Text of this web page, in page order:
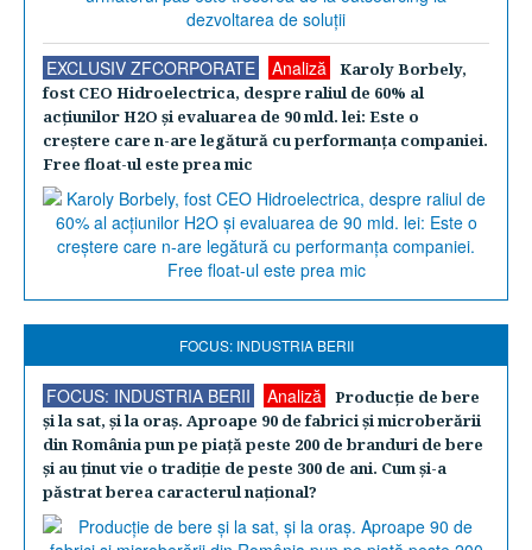
EXCLUSIV ZFCORPORATE Analiză
Karoly Borbely,
fost CEO Hidroelectrica, despre raliul de 60% al
acţiunilor H2O şi evaluarea de 90 mld. lei: Este o
creştere care n-are legătură cu performanţa companiei.
Free float-ul este prea mic
FOCUS: INDUSTRIA BERII
FOCUS: INDUSTRIA BERII Analiză
Producţie de bere
şi la sat, şi la oraş. Aproape 90 de fabrici şi microberării
din România pun pe piaţă peste 200 de branduri de bere
şi au ţinut vie o tradiţie de peste 300 de ani. Cum şi-a
păstrat berea caracterul naţional?